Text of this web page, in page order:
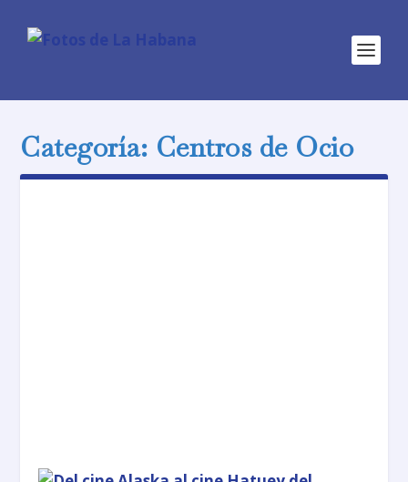
Categoría: Centros de Ocio